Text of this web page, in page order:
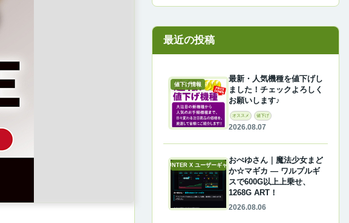
最近の投稿
値下げ情報
最新・人気機種を値下げし
ました！チェックよろしく
お願いします♪
オススメ 値下げ
2026.08.07
A-COUNTER X ユーザーギャラリー
おぺゆさん｜魔法少女まど
か☆マギカ ― ワルプルギ
スで600G以上上乗せ、
1268G ART！
2026.08.06